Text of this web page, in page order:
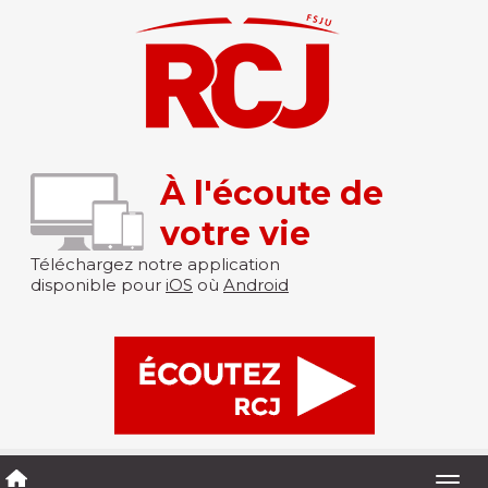
À l'écoute de
votre vie
Téléchargez notre application
disponible pour iOS où Android